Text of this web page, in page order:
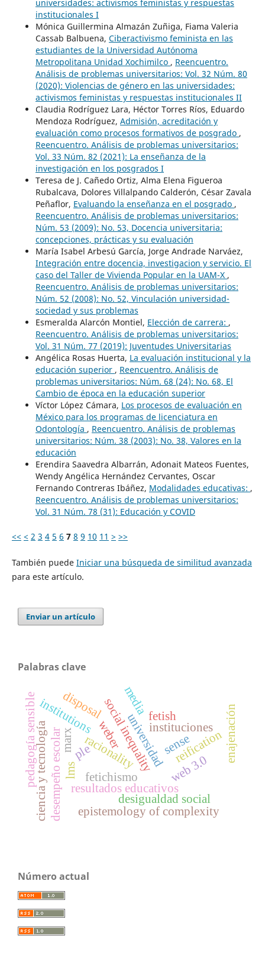
universidades: activismos feministas y respuestas
institucionales I
Mónica Guillermina Almazán Zuñiga, Fiama Valeria
Cassab Balbuena, Ciberactivismo feminista en las
estudiantes de la Universidad Autónoma
Metropolitana Unidad Xochimilco , Reencuentro.
Análisis de problemas universitarios: Vol. 32 Núm. 80
(2020): Violencias de género en las universidades:
activismos feministas y respuestas institucionales II
Claudia Rodríguez Lara, Héctor Torres Ríos, Eduardo
Mendoza Rodríguez, Admisión, acreditación y
evaluación como procesos formativos de posgrado ,
Reencuentro. Análisis de problemas universitarios:
Vol. 33 Núm. 82 (2021): La enseñanza de la
investigación en los posgrados I
Teresa de J. Cañedo Ortiz, Alma Elena Figueroa
Rubalcava, Dolores Villalpando Calderón, César Zavala
Peñaflor, Evaluando la enseñanza en el posgrado ,
Reencuentro. Análisis de problemas universitarios:
Núm. 53 (2009): No. 53, Docencia universitaria:
concepciones, prácticas y su evaluación
María Isabel Arbesú García, Jorge Andrade Narváez,
Integración entre docencia, investigacion y servicio. El
caso del Taller de Vivienda Popular en la UAM-X ,
Reencuentro. Análisis de problemas universitarios:
Núm. 52 (2008): No. 52, Vinculación universidad-
sociedad y sus problemas
Esmeralda Alarcón Montiel, Elección de carrera: ,
Reencuentro. Análisis de problemas universitarios:
Vol. 31 Núm. 77 (2019): Juventudes Universitarias
Angélica Rosas Huerta, La evaluación institucional y la
educación superior , Reencuentro. Análisis de
problemas universitarios: Núm. 68 (24): No. 68, El
Cambio de época en la educación superior
Víctor López Cámara, Los procesos de evaluación en
México para los programas de licenciatura en
Odontología , Reencuentro. Análisis de problemas
universitarios: Núm. 38 (2003): No. 38, Valores en la
educación
Erendira Saavedra Albarrán, Adonait Mateos Fuentes,
Wendy Angélica Hernández Cervantes, Oscar
Fernando Contreras Ibáñez, Modalidades educativas: ,
Reencuentro. Análisis de problemas universitarios:
Vol. 31 Núm. 78 (31): Educación y COVID
<< < 2 3 4 5 6 7 8 9 10 11 > >>
También puede Iniciar una búsqueda de similitud avanzada
para este artículo.
Enviar un artículo
Palabras clave
universidad
fetichismo
resultados educativos
desempeño escolar social inequality
desigualdad social
racionality
weber
institutions instituciones
fetish
disposal
reificationenajenación
marx
media
ciencia y tecnología ple
lms web 3.0
pedagogía sensible
epistemology of complexity
sense
Número actual